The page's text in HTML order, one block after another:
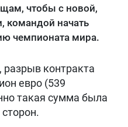
чтобы с новой,
командой начать
чемпионата мира.
контракта
евро (539
такая сумма была